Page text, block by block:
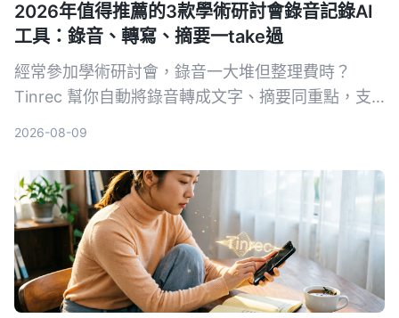
2026年值得推薦的3款學術研討會錄音記錄AI
工具：錄音、轉寫、摘要一take過
經常參加學術研討會，錄音一大堆但整理費時？
Tinrec 幫你自動將錄音轉成文字、摘要同重點，支
2026-08-09